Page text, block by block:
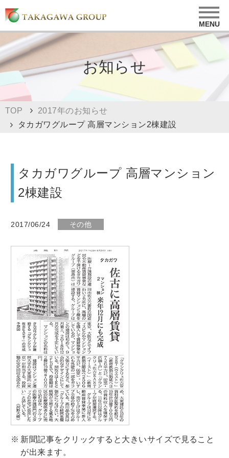
お知らせ
TOP
2017年のお知らせ
タカガワグループ 高層マンション2棟建設
タカガワグループ 高層マンション
2棟建設
2017/06/24 その他
新聞記事をクリックすると大きいサイズで見ること
が出来ます。